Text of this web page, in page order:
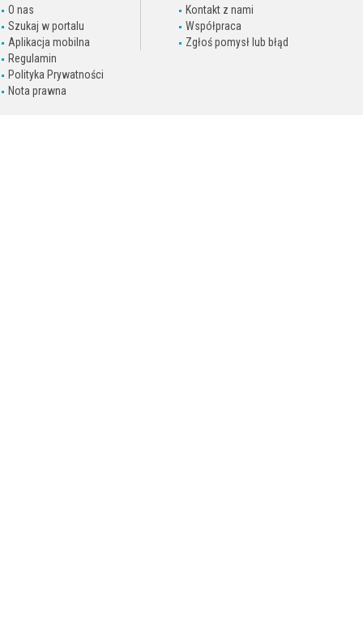
O nas
Szukaj w portalu
Aplikacja mobilna
Regulamin
Polityka Prywatności
Nota prawna
Kontakt z nami
Współpraca
Zgłoś pomysł lub błąd